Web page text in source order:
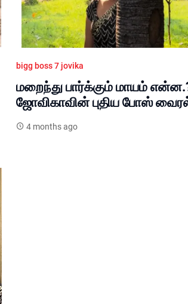
bigg boss 7 jovika
மறைந்து பார்க்கும் மாயம்
ஜோவிகாவின் புதிய போஸ்
4 months ago